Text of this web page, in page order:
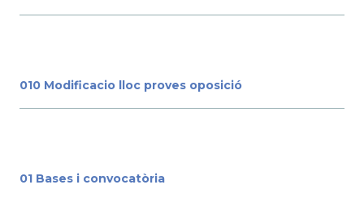
010 Modificacio lloc proves oposició
01 Bases i convocatòria